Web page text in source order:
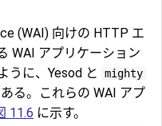
(WAI) 向けの HTTP エ
WAI アプリケーション
うに、Yesod と
mighty
る。これらの WAI アプ
11.6 に示す。